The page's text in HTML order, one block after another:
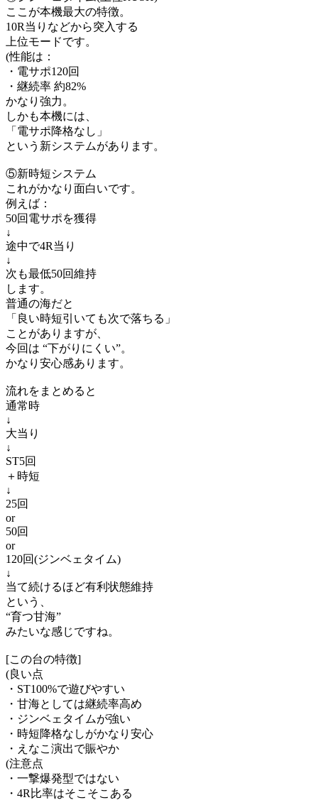
ここが本機最大の特徴。
10R当りなどから突入する
上位モードです。
(性能は：
・電サポ120回
・継続率 約82%
かなり強力。
しかも本機には、
「電サポ降格なし」
という新システムがあります。
⑤新時短システム
これがかなり面白いです。
例えば：
50回電サポを獲得
↓
途中で4R当り
↓
次も最低50回維持
します。
普通の海だと
「良い時短引いても次で落ちる」
ことがありますが、
今回は “下がりにくい”。
かなり安心感あります。
流れをまとめると
通常時
↓
大当り
↓
ST5回
＋時短
↓
25回
or
50回
or
120回(ジンベェタイム)
↓
当て続けるほど有利状態維持
という、
“育つ甘海”
みたいな感じですね。
[この台の特徴]
(良い点
・ST100%で遊びやすい
・甘海としては継続率高め
・ジンベェタイムが強い
・時短降格なしがかなり安心
・えなこ演出で賑やか
(注意点
・一撃爆発型ではない
・4R比率はそこそこある